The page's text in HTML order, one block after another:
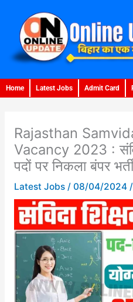
content
Home Latest Jobs Admit Card
Rajasthan
Vacancy 2023 :
पदों पर निकला बंपर
Latest Jobs/ 08/04/2024